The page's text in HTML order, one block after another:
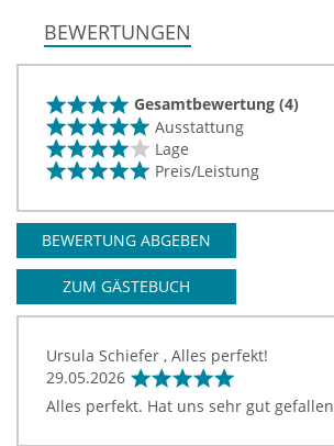
BEWERTUNGEN
Gesamtbewertung (4)
Ausstattung
Lage
Preis/Leistung
BEWERTUNG ABGEBEN
ZUM GÄSTEBUCH
Ursula Schiefer , Alles perfekt!
29.05.2026
Alles perfekt. Hat uns sehr gut gefallen